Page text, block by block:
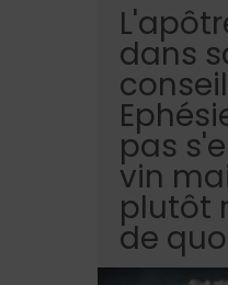
dans
pas
vin
plutôt
de